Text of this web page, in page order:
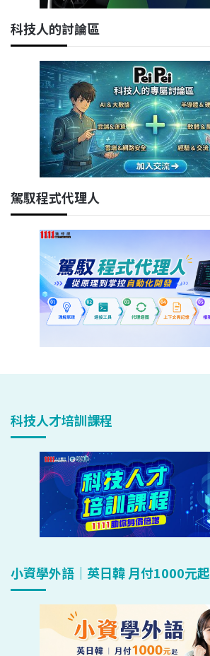
科技人的討論區
駕馭程式代理人
科技人才培訓課程
小資學外語｜英日韓 月付1000元起